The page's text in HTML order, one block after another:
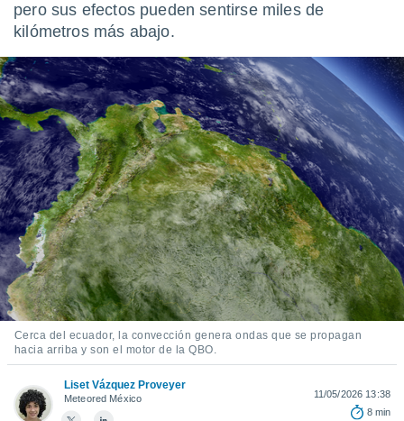
las
y
forma
digital
basada
permite
seguir
contenido
coste.
a la
todas
ya sean
ACEPTAR
Y
CONTINUAR
CONFIGURACIÓN
pero sus efectos pueden sentirse miles de
kilómetros más abajo.
Cerca del ecuador, la convección genera ondas que se propagan
hacia arriba y son el motor de la QBO.
Liset Vázquez Proveyer
Meteored México
11/05/2026 13:38
8 min